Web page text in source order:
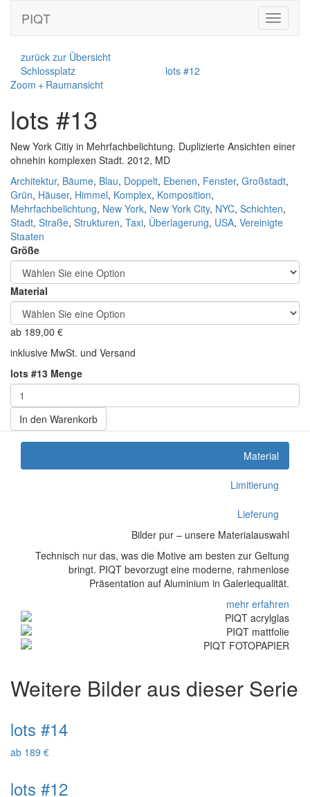
Toggle
PIQT
zurück zur Übersicht
Schlossplatz
lots #12
Zoom + Raumansicht
lots #13
New York Citiy in Mehrfachbelichtung. Duplizierte Ansichten einer
ohnehin komplexen Stadt. 2012, MD
Architektur, Bäume, Blau, Doppelt, Ebenen, Fenster, Großstadt,
Grün, Häuser, Himmel, Komplex, Komposition,
Mehrfachbelichtung, New York, New York City, NYC, Schichten,
Stadt, Straße, Strukturen, Taxi, Überlagerung, USA, Vereinigte
Staaten
Größe
Material
ab 189,00 €
inklusive MwSt. und Versand
lots #13 Menge
In den Warenkorb
Material
Limitierung
Lieferung
Bilder pur – unsere Materialauswahl
Technisch nur das, was die Motive am besten zur Geltung
bringt. PIQT bevorzugt eine moderne, rahmenlose
Präsentation auf Aluminium in Galeriequalität.
mehr erfahren
Weitere Bilder aus dieser Serie
lots #14
ab 189 €
lots #12